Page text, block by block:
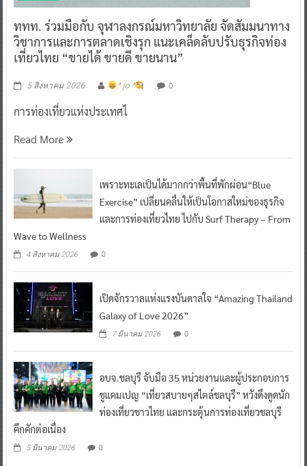
ททท. ร่วมมือกับ จุฬาลงกรณ์มหาวิทยาลัย จัดสัมมนาทาง
วิชาการและการตลาดเชิงรุก แนะเคล็ดลับปรับธุรกิจท่อง
เที่ยวไทย “ขายได้ ขายดี ขายนาน”
5 สิงหาคม 2026 ^ jo ^ 0
การท่องเที่ยวแห่งประเทศไ
Read More
เพราะทะเลเป็นได้มากกว่าพื้นที่พักผ่อน“Blue
Exercise” เปลี่ยนคลื่นให้เป็นโอกาสใหม่ของธุรกิจ
และการท่องเที่ยวไทย ไปกับ Surf Therapy – From
Wave to Wellness
4 สิงหาคม 2026 0
เปิดจักรวาลแห่งแรงบันดาลใจ “Amazing Thailand
Galaxy of Love 2026”
7 มีนาคม 2026 0
อบจ.ชลบุรี จับมือ 35 หน่วยงานและผู้ประกอบการ
ชูแคมเปญ “เที่ยวสบายๆสไตล์ชลบุรี” หวังดึงดูดนัก
ท่องเที่ยวชาวไทย และกระตุ้นการท่องเที่ยวชลบุรี
คึกคักต่อเนื่อง
5 มีนาคม 2026 0